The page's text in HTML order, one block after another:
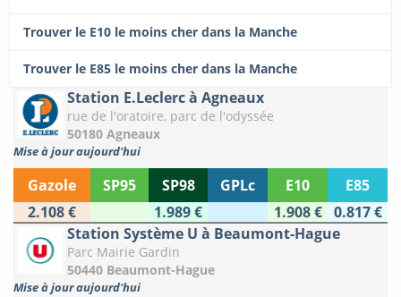
Trouver le E10 le moins cher dans la Manche
Trouver le E85 le moins cher dans la Manche
Station E.Leclerc à Agneaux
rue de l'oratoire, parc de l'odyssée
50180 Agneaux
Mise à jour aujourd'hui
Gazole SP95 SP98 GPLc E10
E85
2.108 €
1.989 € 1.908 €
0.817 €
Station Système U à Beaumont-Hague
Parc Mairie Gardin
50440 Beaumont-Hague
Mise à jour aujourd'hui